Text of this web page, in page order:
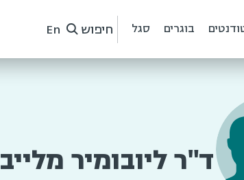
בוגרים סגל חיפוש En
ד"ר ליובומיר מלייב